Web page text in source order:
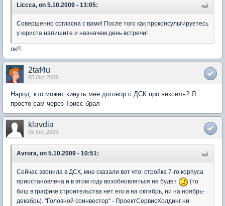
Liccca, on 5.10.2009 - 13:05:
Совершенно согласна с вами! После того как проконсультируетесь
у юриста напишите и назначем день встречи!
ок!!
2taf4u
05 Oct 2009
Народ, кто может кинуть мне договор с ДСК про вексель? Я
просто сам через Трисс брал
klavdia
05 Oct 2009
Avrora, on 5.10.2009 - 10:51:
Сейчас звонила в ДСК, мне сказали вот что: стройка 7-го корпуса
приостановлена и в этом году возобновляться не будет
(то
биш в графике строительства нет его и на октябрь, ни на ноябрь-
декабрь). "Головной соинвестор" - ПроектСервисХолдинг ни